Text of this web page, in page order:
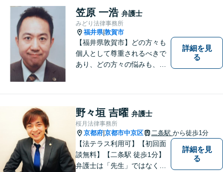
により3回まで無料相談対応可
能です。利用条件はお問い合
わせ下さい。
笠原 一浩 弁護士
みどり法律事務所
福井県|敦賀市
【福井県敦賀市】どの方々も
個人として尊重されるべきで
あり、どの方々の悩みも、そ
す。 また、言葉の壁や専門知
識の壁も越えて、解決が図ら
れる必要があります。
詳細を見
る
野々垣 吉曜 弁護士
桜月法律事務所
京都府 京都市中京区 二条駅 から徒歩1分
【法テラス利用可】【初回面
談無料】【二条駅 徒歩1分】
弁護士は「先生」ではなく、
詳細を見
る